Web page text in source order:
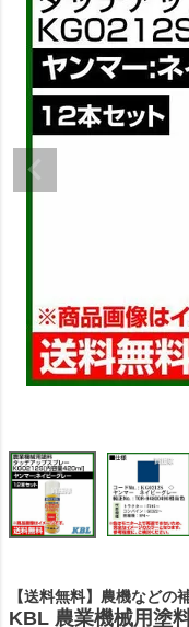
【送料無料】農機などの
KBL 農業機械用塗